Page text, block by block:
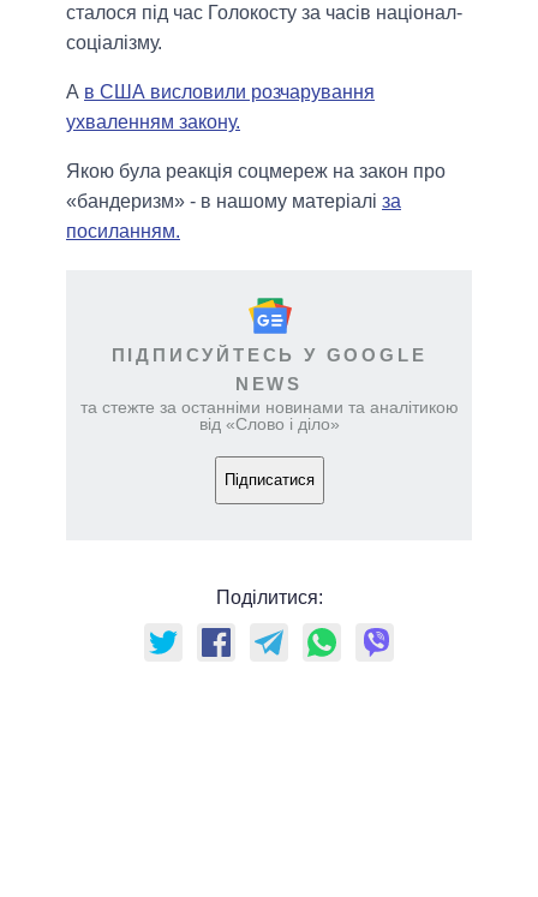
сталося під час Голокосту за часів націонал-
соціалізму.
А в США висловили розчарування
ухваленням закону.
Якою була реакція соцмереж на закон про
«бандеризм» - в нашому матеріалі за
посиланням.
ПІДПИСУЙТЕСЬ У GOOGLE
NEWS
та стежте за останніми новинами та аналітикою
від «Слово і діло»
Підписатися
Поділитися: